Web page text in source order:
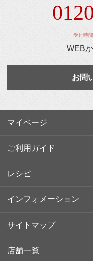
受付時
WEB
お問
マイページ
ご利用ガイド
レシピ
インフォメーション
サイトマップ
店舗一覧